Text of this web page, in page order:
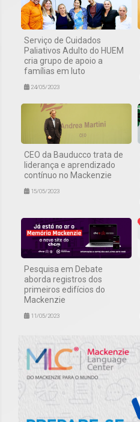
Serviço de Cuidados
Paliativos Adulto do HUEM
cria grupo de apoio a
famílias em luto
24/05/2023
CEO da Bauducco trata de
liderança e aprendizado
contínuo no Mackenzie
15/05/2023
Pesquisa em Debate
aborda registros dos
primeiros edifícios do
Mackenzie
11/05/2023